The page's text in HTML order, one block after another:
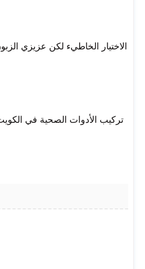
الاختيار الخاطيء لكن عزيزي
تركيب الأدوات الصحية في